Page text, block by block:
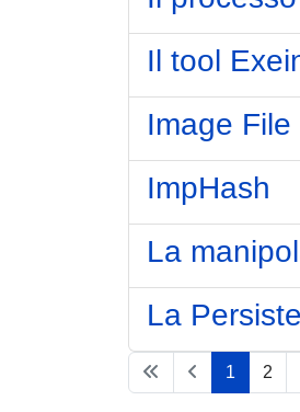
Il tool
Image
ImpHash
La
La
1 2